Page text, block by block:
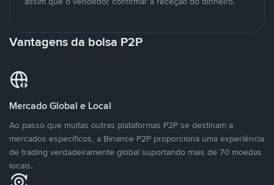
Vantagens da bolsa P2P
Mercado Global e Local
Ao passo que muitas outras plataformas P2P se destinam a
mercados específicos, a Binance P2P proporciona uma experiência
de trading verdadeiramente global suportando mais de 70 moedas
locais.